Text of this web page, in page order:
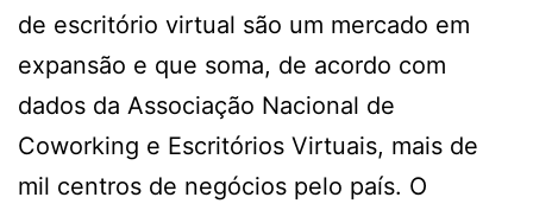
de escritório virtual são um mercado em
expansão e que soma, de acordo com
dados da Associação Nacional de
Coworking e Escritórios Virtuais, mais de
mil centros de negócios pelo país. O